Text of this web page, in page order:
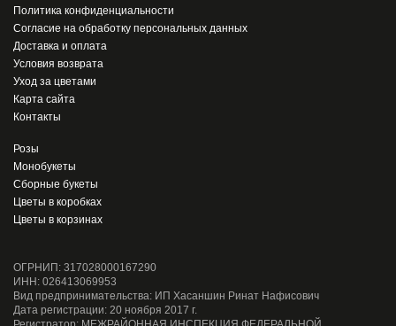
Политика конфиденциальности
Согласие на обработку персональных данных
Доставка и оплата
Условия возврата
Уход за цветами
Карта сайта
Контакты
Розы
Монобукеты
Сборные букеты
Цветы в коробках
Цветы в корзинах
ОГРНИП: 317028000167290
ИНН: 026413069953
Вид предпринимательства: ИП Хасаншин Ринат Нафисович
Дата регистрации: 20 ноября 2017 г.